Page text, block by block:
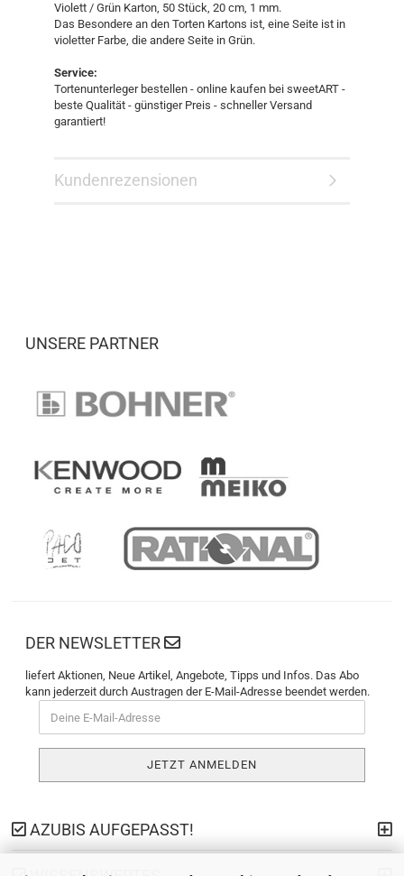
Violett / Grün Karton, 50 Stück, 20 cm, 1 mm.
Das Besondere an den Torten Kartons ist, eine Seite ist in
violetter Farbe, die andere Seite in Grün.
Service:
Tortenunterleger bestellen - online kaufen bei sweetART -
beste Qualität - günstiger Preis - schneller Versand
garantiert!
Kundenrezensionen
UNSERE PARTNER
DER NEWSLETTER
liefert Aktionen, Neue Artikel, Angebote, Tipps und Infos. Das Abo
kann jederzeit durch Austragen der E-Mail-Adresse beendet werden.
AZUBIS AUFGEPASST!